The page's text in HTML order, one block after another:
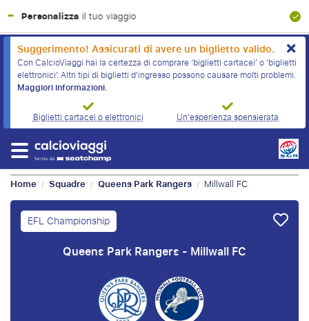
Garanzia finanziaria al 100%
Suggerimento! Assicurati di avere un biglietto valido.
Con CalcioViaggi hai la certezza di comprare ‘biglietti cartacei’ o ‘biglietti
elettronici’. Altri tipi di biglietti d'ingresso possono causare molti problemi.
Maggiori informazioni.
Biglietti cartacei o elettronici
Un'esperienza spensierata
Home / Squadre / Queens Park Rangers / Millwall FC
EFL Championship
Queens Park Rangers - Millwall FC